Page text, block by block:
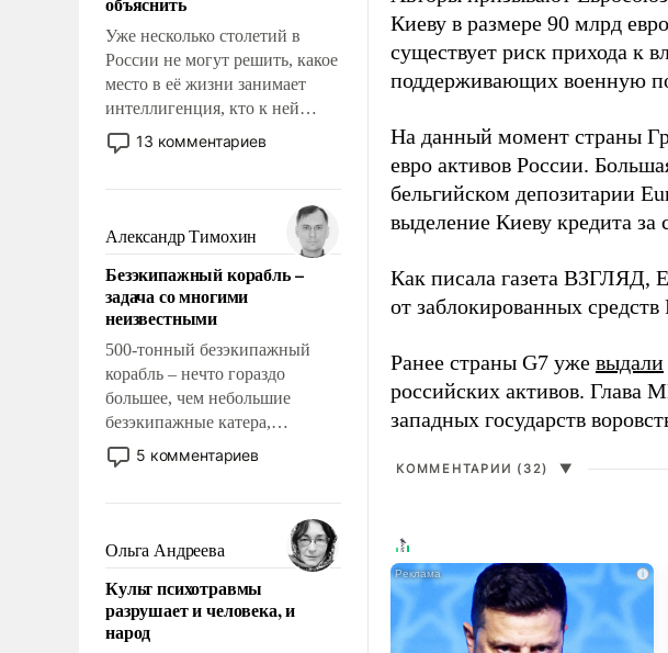
Уже несколько столетий в
России не могут решить, какое
место в её жизни занимает
интеллигенция, кто к ней
принадлежит, а кого из неё
исключили с правом
чем она отличается от просто
образованных людей. Иногда
казалось, что эти вопросы
решены раз и навсегда, но –
нет, не решены.
13 комментариев
Александр Тимохин
Безэкипажный корабль –
задача со многими
неизвестными
500-тонный безэкипажный
корабль – нечто гораздо
большее, чем небольшие
безэкипажные катера,
применение которых уже
стало обыденностью. Задача по
сложна и амбициозна. Однако
и ее реализация радикально
поднимет наши боевые
возможности.
5 комментариев
Ольга Андреева
Культ психотравмы
разрушает и человека, и
народ
Киеву в размере 90 млрд
существует риск прихода к
поддерживающих военную
На данный момент страны
евро активов России.
бельгийском депозитарии
выделение Киеву кредита за
Как писала газета ВЗГЛЯД,
от заблокированных
Ранее страны G7 уже выдали
российских активов. Глава
западных государств
КОММЕНТАРИИ (32) ▼
i